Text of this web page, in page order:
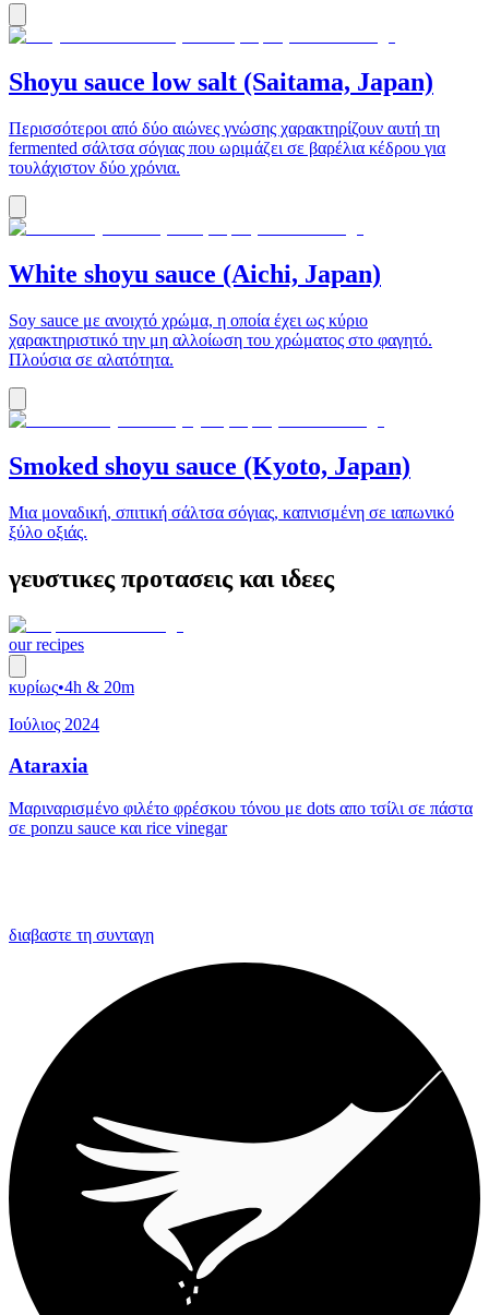
Shoyu sauce low salt (Saitama, Japan)
Περισσότεροι από δύο αιώνες γνώσης χαρακτηρίζουν αυτή τη
fermented σάλτσα σόγιας που ωριμάζει σε βαρέλια κέδρου για
τουλάχιστον δύο χρόνια.
White shoyu sauce (Aichi, Japan)
Soy sauce με ανοιχτό χρώμα, η οποία έχει ως κύριο
χαρακτηριστικό την μη αλλοίωση του χρώματος στο φαγητό.
Πλούσια σε αλατότητα.
Smoked shoyu sauce (Kyoto, Japan)
Μια μοναδική, σπιτική σάλτσα σόγιας, καπνισμένη σε ιαπωνικό
ξύλο οξιάς.
γευστικες προτασεις και ιδεες
our recipes
κυρίως•4h & 20m
Ιούλιος 2024
Ataraxia
Μαριναρισμένο φιλέτο φρέσκου τόνου με dots απο τσίλι σε πάστα
σε ponzu sauce και rice vinegar
διαβαστε τη συνταγη